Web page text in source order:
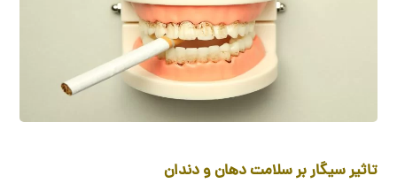
تاثیر سیگار بر سلامت دهان و دندان